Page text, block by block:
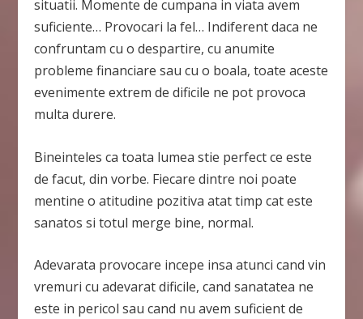
situatii. Momente de cumpana in viata avem
suficiente… Provocari la fel… Indiferent daca ne
confruntam cu o despartire, cu anumite
probleme financiare sau cu o boala, toate aceste
evenimente extrem de dificile ne pot provoca
multa durere.
Bineinteles ca toata lumea stie perfect ce este
de facut, din vorbe. Fiecare dintre noi poate
mentine o atitudine pozitiva atat timp cat este
sanatos si totul merge bine, normal.
Adevarata provocare incepe insa atunci cand vin
vremuri cu adevarat dificile, cand sanatatea ne
este in pericol sau cand nu avem suficient de